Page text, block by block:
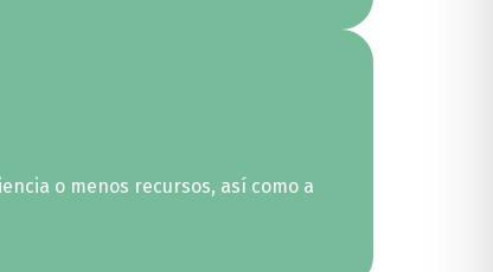
o menos recursos, así como a